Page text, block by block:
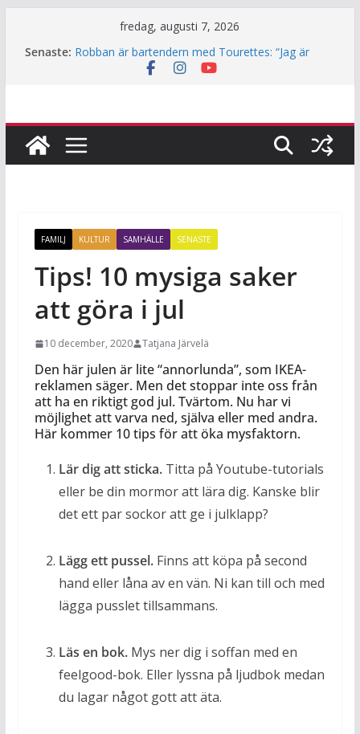
fredag, augusti 7, 2026
Senaste: Robban är bartendern med Tourettes: “Jag är
också bara människa”
Årets lamm och killingar är här – det här ska du
tänka på innan du klappar dem
Häng med när JiF:s reporter testar parkour
FAMILJ KULTUR SAMHÄLLE SENASTE
Tips! 10 mysiga saker
att göra i jul
10 december, 2020 Tatjana Järvelä
Den här julen är lite “annorlunda”, som IKEA-
reklamen säger. Men det stoppar inte oss från
att ha en riktigt god jul. Tvärtom. Nu har vi
möjlighet att varva ned, själva eller med andra.
Här kommer 10 tips för att öka mysfaktorn.
Lär dig att sticka.Titta på Youtube-tutorials
eller be din mormor att lära dig. Kanske blir
det ett par sockor att ge i julklapp?
Lägg ett pussel. Finns att köpa på second
hand eller låna av en vän. Ni kan till och med
lägga pusslet tillsammans.
Läs en bok. Mys ner dig i soffan med en
feelgood-bok. Eller lyssna på ljudbok medan
du lagar något gott att äta.